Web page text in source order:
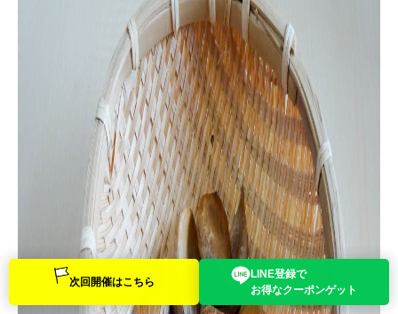
次回開催はこちら
LINE登録で
お得なクーポンゲット